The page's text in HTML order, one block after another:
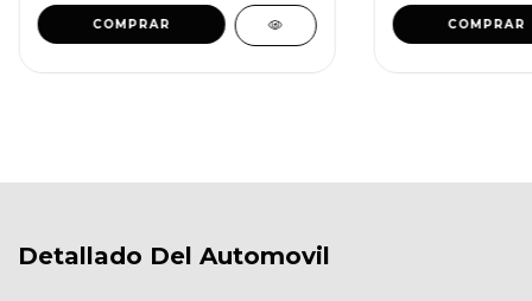
Detallado Del Automovil